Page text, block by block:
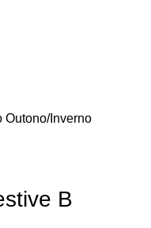
Outono/Inverno
B